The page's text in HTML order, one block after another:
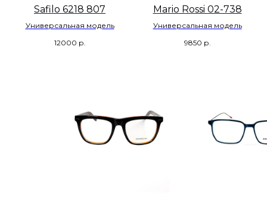
Safilo 6218 807
Универсальная модель
12000 р.
Mario Rossi 02-738
Универсальная модель
9850 р.